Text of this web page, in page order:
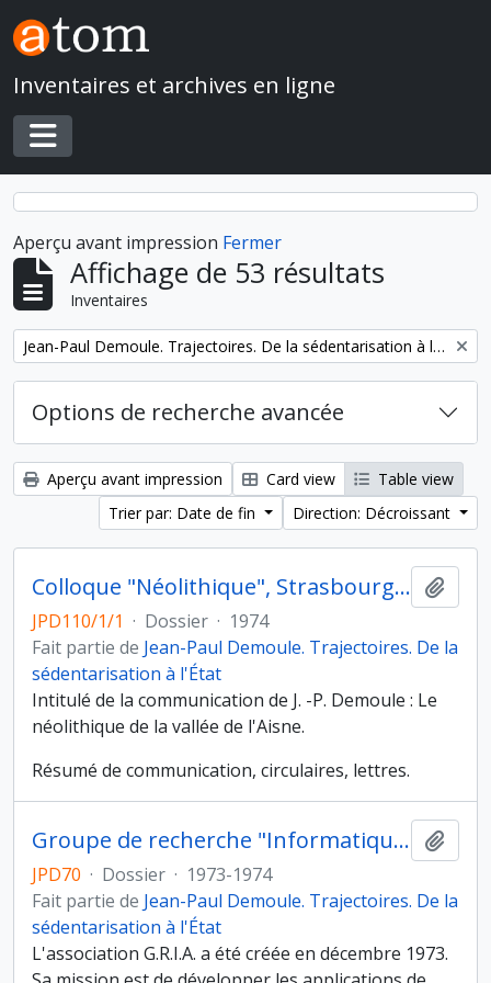
Skip to main content
Inventaires et archives en ligne
Toggle navigation
Aperçu avant impression Fermer
Affichage de 53 résultats
Inventaires
Remove filter: Jean-Paul Demoule. Trajectoires. De la sédentarisation à l'État
Options de recherche avancée
Aperçu avant impression Card view
Table view
Trier par: Date de fin
Direction: Décroissant
Colloque "Néolithique", Strasbourg (19 au 20 octobre 1974)
JPD110/1/1 · Dossier · 1974
Fait partie de Jean-Paul Demoule. Trajectoires. De la
sédentarisation à l'État
Intitulé de la communication de J. -P. Demoule : Le
néolithique de la vallée de l'Aisne.
Résumé de communication, circulaires, lettres.
Groupe de recherche "Informatique et archéologie"
JPD70 · Dossier · 1973-1974
Fait partie de Jean-Paul Demoule. Trajectoires. De la
sédentarisation à l'État
L'association G.R.I.A. a été créée en décembre 1973.